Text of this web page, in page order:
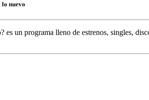
lo nuevo
es un programa lleno de estrenos, singles,